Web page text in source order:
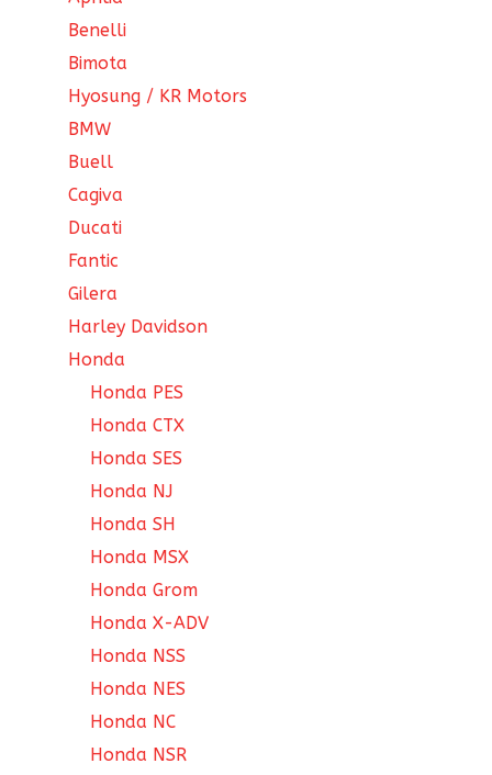
Benelli
Bimota
Hyosung / KR Motors
BMW
Buell
Cagiva
Ducati
Fantic
Gilera
Harley Davidson
Honda
Honda PES
Honda CTX
Honda SES
Honda NJ
Honda SH
Honda MSX
Honda Grom
Honda X-ADV
Honda NSS
Honda NES
Honda NC
Honda NSR